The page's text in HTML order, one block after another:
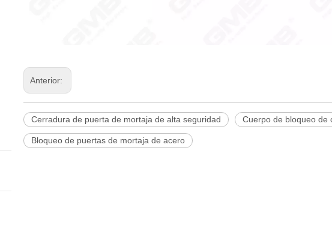
Anterior:
Cerradura de puerta de mortaja de alta seguridad Cuerpo de bloqueo de
Bloqueo de puertas de mortaja de acero